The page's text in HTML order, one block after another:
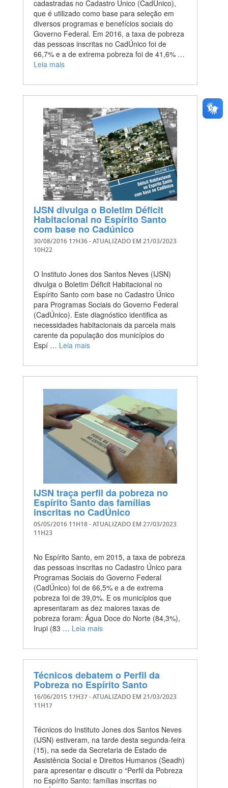
cadastradas no Cadastro Único (CadÚnico),
que é utilizado como base para seleção em
diversos programas e benefícios sociais do
Governo Federal. Em 2016, a taxa de pobreza
das pessoas inscritas no CadÚnico foi de
66,7% e a de extrema pobreza foi de 41,6% …
Leia mais
IJSN divulga o Boletim Déficit
Habitacional no Espírito Santo
com base no Cadúnico
30/08/2016 17H36- ATUALIZADO EM 21/03/2023
10H22
O Instituto Jones dos Santos Neves (IJSN)
divulga o Boletim Déficit Habitacional no
Espírito Santo com base no Cadastro Único
para Programas Sociais do Governo Federal
(CadÚnico). Este diagnóstico identifica as
necessidades habitacionais da parcela mais
carente da população dos municípios do
Espí … Leia mais
IJSN traça perfil da pobreza no
Espírito Santo das famílias
inscritas no CadÚnico
05/05/2016 11H18- ATUALIZADO EM 27/03/2023
11H23
No Espírito Santo, em 2015, a taxa de pobreza
das pessoas inscritas no Cadastro Único para
Programas Sociais do Governo Federal
(CadÚnico) foi de 66,5% e a de extrema
pobreza foi de 39,0%. E os municípios que
apresentaram as dez maiores taxas de
pobreza foram: Água Doce do Norte (84,3%),
Irupi (83 … Leia mais
Técnicos debatem o Perfil da
Pobreza no Espírito Santo
16/06/2015 17H37- ATUALIZADO EM 21/03/2023
11H17
Técnicos do Instituto Jones dos Santos Neves
(IJSN) estiveram, na tarde desta segunda-feira
(15), na sede da Secretaria de Estado de
Assistência Social e Direitos Humanos (Seadh)
para apresentar e discutir o “Perfil da Pobreza
no Espírito Santo: famílias inscritas no